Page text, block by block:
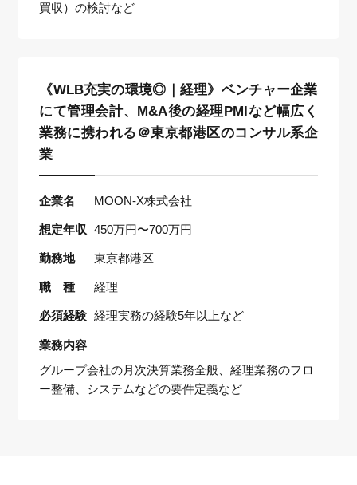
買収）の検討など
《WLB充実の環境◎｜経理》ベンチャー企業
にて管理会計、M&A後の経理PMIなど幅広く
業務に携われる＠東京都港区のコンサル系企
業
企業名 MOON-X株式会社
想定年収 450万円〜700万円
勤務地 東京都港区
職 種 経理
必須経験 経理実務の経験5年以上など
業務内容
グループ会社の月次決算業務全般、経理業務のフロ
ー整備、システムなどの要件定義など